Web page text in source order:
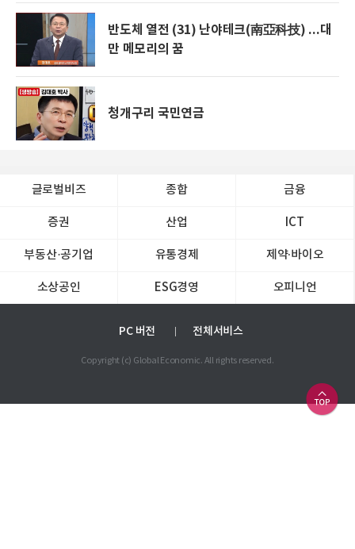
반도체 열전 (31) 난야테크(南亞科技) ...대
만 메모리의 꿈
청개구리 국민연금
글로벌비즈 종합 금융
증권 산업 ICT
부동산·공기업 유통경제 제약∙바이오
소상공인 ESG경영 오피니언
PC 버전 전체서비스
Copyright (c) Global Economic. All rights reserved.